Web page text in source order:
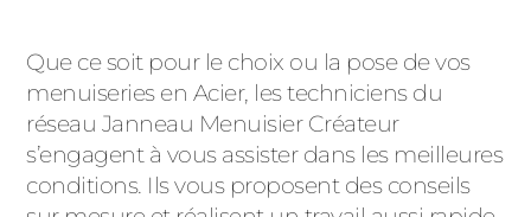
Que ce soit pour le choix ou la pose de vos
menuiseries en Acier, les techniciens du
réseau Janneau Menuisier Créateur
s’engagent à vous assister dans les meilleures
conditions. Ils vous proposent des conseils